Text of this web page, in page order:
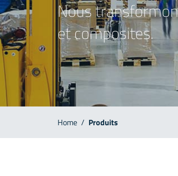
Nous
et composites.
Home / Produits